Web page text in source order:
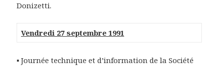
Donizetti.
Vendredi 27 septembre 1991
▪ Journée technique et d’information de la Société